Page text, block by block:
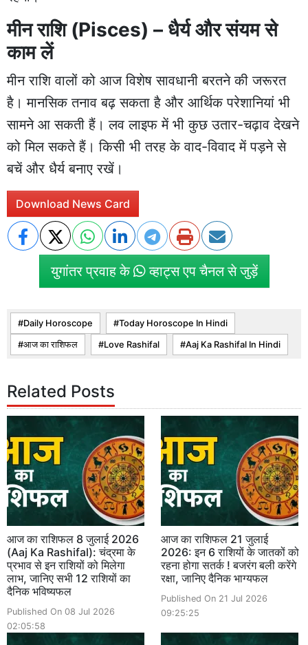
मीन राशि (Pisces) – धैर्य और संयम से
काम लें
मीन राशि वालों को आज विशेष सावधानी बरतने की जरूरत
है। मानसिक तनाव बढ़ सकता है और आर्थिक परेशानियां भी
सामने आ सकती हैं। लव लाइफ में भी कुछ उतार-चढ़ाव देखने
को मिल सकते हैं। किसी भी तरह के वाद-विवाद में पड़ने से
बचें और धैर्य बनाए रखें।
Download News Card
युगांतर प्रवाह के व्हाट्स एप चैनल से जुड़ें
Daily Horoscope Today Horoscope In Hindi
आज का राशिफल Love Rashifal Aaj Ka Rashifal In Hindi
Related Posts
आज का राशिफल 8 जुलाई 2026
(Aaj Ka Rashifal): चंद्रमा के
प्रभाव से इन राशियों को मिलेगा
लाभ, जानिए सभी 12 राशियों का
दैनिक भविष्यफल
Published On 08 Jul 2026
02:05:58
आज का राशिफल 21 जुलाई
2026: इन 6 राशियों के जातकों को
रहना होगा सतर्क ! बजरंग बली करेंगे
रक्षा, जानिए दैनिक भाग्यफल
Published On 21 Jul 2026
09:25:25